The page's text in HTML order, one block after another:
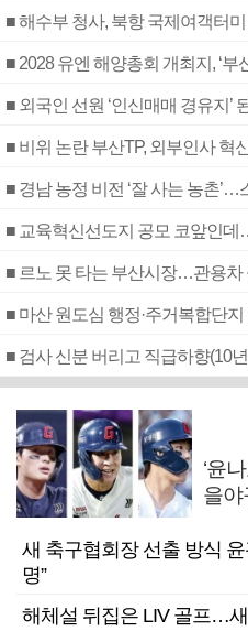
■ 해수부 청사, 북항 국제여객터
■ 2028 유엔 해양총회 개최지, ‘부
■ 외국인 선원 ‘인신매매 경유지’
■ 비위 논란 부산TP, 외부인사 혁
■ 경남 농정 비전 ‘잘 사는 농촌
■ 교육혁신선도지 공모 코앞인데
■ 르노 못 타는 부산시장…관용차
■ 마산 원도심 행정·주거복합단
‘윤
을야
새 축구협회장 선출 방식
명”
해체설 뒤집은 LIV 골프…새